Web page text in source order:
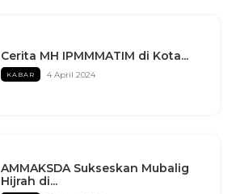
Cerita MH IPMMMATIM di Kota...
KABAR 4 April 2024
AMMAKSDA Sukseskan Mubalig
Hijrah di...